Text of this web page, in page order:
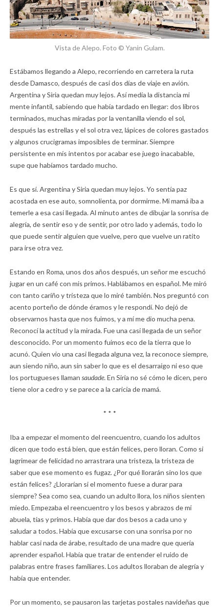
Vista de Alepo. Foto © Yanin Gulam.
Estábamos llegando a Alepo, recorriendo en carretera la ruta
desde Damasco, después de casi dos días de viaje en avión.
Argentina y Siria quedan muy lejos. Así medía la distancia mi
mente infantil, sabiendo que había tardado en llegar: dos libros
terminados, muchas miradas por la ventanilla viendo el sol,
después las estrellas y el sol otra vez, lápices de colores gastados
y algunos crucigramas imposibles de terminar. Siempre
persistente en mis intentos por acabar ese juego inacabable,
supe que habíamos tardado mucho.
Es que sí. Argentina y Siria quedan muy lejos. Yo sentía paz
acostada en ese auto, somnolienta, por dormirme. Mi mamá iba a
temerle a esa casi llegada. Al minuto antes de dibujar la sonrisa de
alegría, de sentir eso y de sentir, por otro lado y además, todo lo
que puede sentir alguien que vuelve, pero que vuelve un ratito
para irse otra vez.
Estando en Roma, unos dos años después, un señor me escuchó
jugar en un café con mis primos. Hablábamos en español. Me miró
con tanto cariño y tristeza que lo miré también. Nos preguntó con
acento porteño de dónde éramos y le respondí. No dejó de
observarnos hasta que nos fuimos, y a mí me dio mucha pena.
Reconocí la actitud y la mirada. Fue una casi llegada de un señor
desconocido. Por un momento fuimos eco de la tierra que lo
acunó. Quien vio una casi llegada alguna vez, la reconoce siempre,
aun siendo niño, aun sin saber lo que es el desarraigo ni eso que
los portugueses llaman saudade. En Siria no sé cómo le dicen, pero
tiene olor a cedro y se parece a la caricia de mamá.
* * *
Iba a empezar el momento del reencuentro, cuando los adultos
dicen que todo está bien, que están felices, pero lloran. Como si
lagrimear de felicidad no arrastrara una tristeza, la tristeza de
saber que ese momento es fugaz. ¿Por qué llorarán sino los que
están felices? ¿Llorarían si el momento fuese a durar para
siempre? Sea como sea, cuando un adulto llora, los niños sienten
miedo. Empezaba el reencuentro y los besos y abrazos de mi
abuela, tías y primos. Había que dar dos besos a cada uno y
saludar a todos. Había que excusarse con una sonrisa por no
hablar casi nada de árabe, resultado de una madre que quería
aprender español. Había que tratar de entender el ruido de
palabras entre frases familiares. Los adultos lloraban de alegría y
había que entender.
Por un momento, se pausaron las tarjetas postales navideñas que